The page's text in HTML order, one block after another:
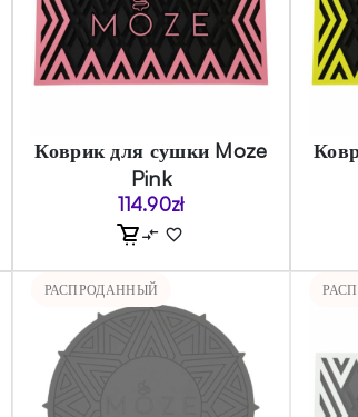
Коврик для сушки Moze
Pink
114.90zł
РАСПРОДАННЫЙ